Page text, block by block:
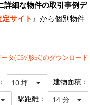
詳細な物件の取引事例デ
サイト 』から個別物件
タ(CSV形式)のダウンロード
10 坪 建物面積：
駅距離： 14 分